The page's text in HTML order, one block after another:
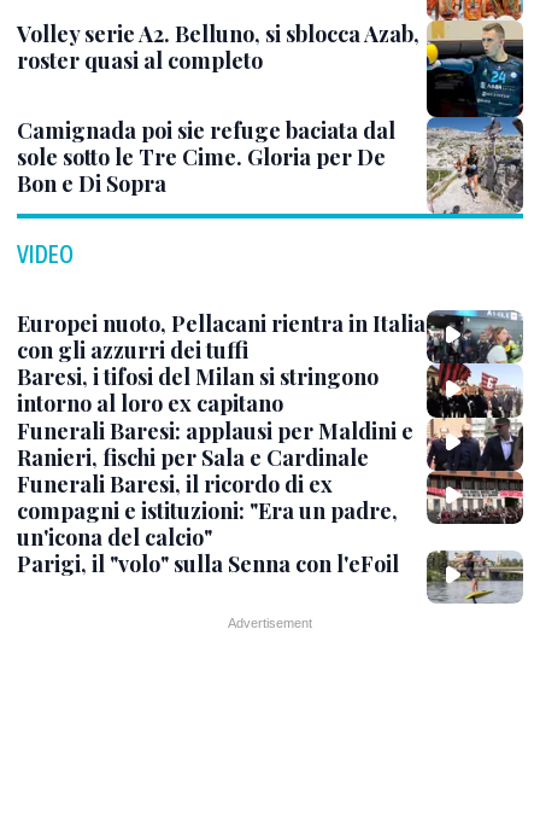
Volley serie A2. Belluno, si sblocca Azab,
roster quasi al completo
Camignada poi sie refuge baciata dal
sole sotto le Tre Cime. Gloria per De
Bon e Di Sopra
VIDEO
Europei nuoto, Pellacani rientra in Italia
con gli azzurri dei tuffi
Baresi, i tifosi del Milan si stringono
intorno al loro ex capitano
Funerali Baresi: applausi per Maldini e
Ranieri, fischi per Sala e Cardinale
Funerali Baresi, il ricordo di ex
compagni e istituzioni: "Era un padre,
un'icona del calcio"
Parigi, il "volo" sulla Senna con l'eFoil